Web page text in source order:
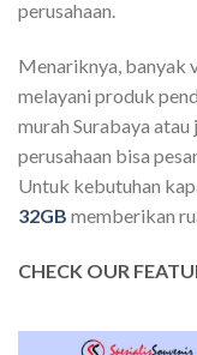
perusahaan.
Menariknya, banyak
melayani produk
murah Surabaya
perusahaan bisa
Untuk kebutuhan
32GB memberikan
CHECK OUR